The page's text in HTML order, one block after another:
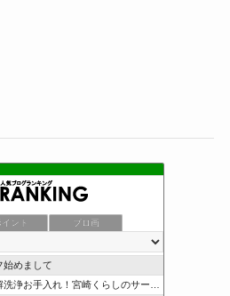
イント ブロ画
電気工事屋の奮闘記
・・・
始めまして
浄お手入れ！宮崎くらしのサービス